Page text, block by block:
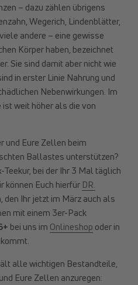
– dazu zählen übrigens
Wegerich, Lindenblätter,
andere – eine gewisse
Körper haben, bezeichnet
Sie sind damit aber nicht wie
in erster Linie Nahrung und
Nebenwirkungen. Im
weit höher als die von
und Eure Zellen beim
Ballastes unterstützen?
bei der Ihr 3 Mal täglich
können Euch hierfür DR.
den Ihr jetzt im März auch als
mit einem 3er-Pack
bei uns im Onlineshop oder in
alle wichtigen Bestandteile,
Eure Zellen anzuregen: